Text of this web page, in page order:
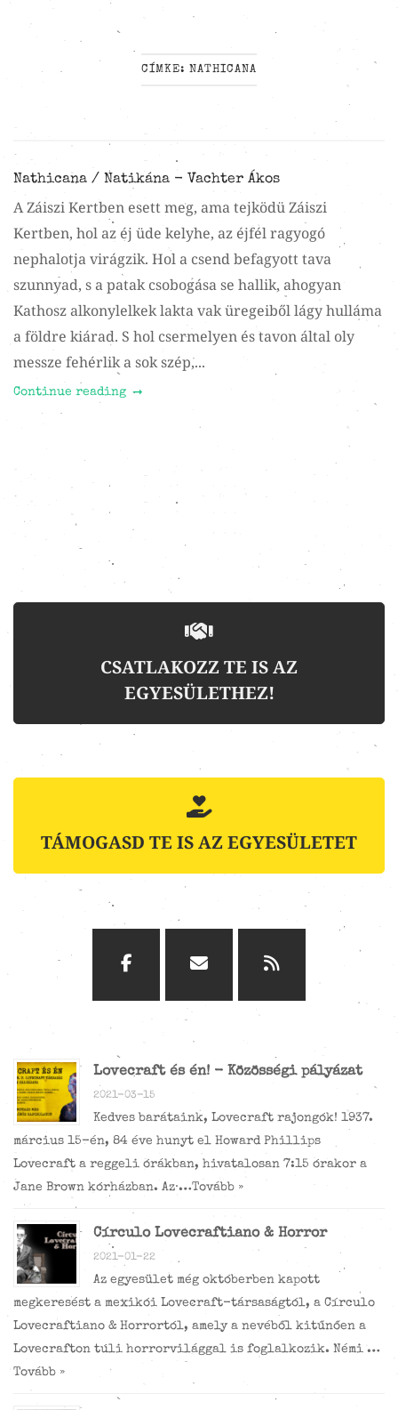
CÍMKE: NATHICANA
Nathicana / Natikána - Vachter Ákos
A Záiszi Kertben esett meg, ama tejködü Záiszi
Kertben, hol az éj üde kelyhe, az éjfél ragyogó
nephalotja virágzik. Hol a csend befagyott tava
szunnyad, s a patak csobogása se hallik, ahogyan
Kathosz alkonylelkek lakta vak üregeiből lágy hulláma
a földre kiárad. S hol csermelyen és tavon által oly
messze fehérlik a sok szép,...
Continue reading
CSATLAKOZZ TE IS AZ
EGYESÜLETHEZ!
TÁMOGASD TE IS AZ EGYESÜLETET
Lovecraft és én! - Közösségi pályázat
2021-03-15
Kedves barátaink, Lovecraft rajongók! 1937.
március 15-én, 84 éve hunyt el Howard Phillips
Lovecraft a reggeli órákban, hivatalosan 7:15 órakor a
Jane Brown kórházban. Az …Tovább »
Círculo Lovecraftiano & Horror
2021-01-22
Az egyesület még októberben kapott
megkeresést a mexikói Lovecraft-társaságtól, a Círculo
Lovecraftiano & Horrortól, amely a nevéből kitűnően a
Lovecrafton túli horrorvilággal is foglalkozik. Némi …
Tovább »